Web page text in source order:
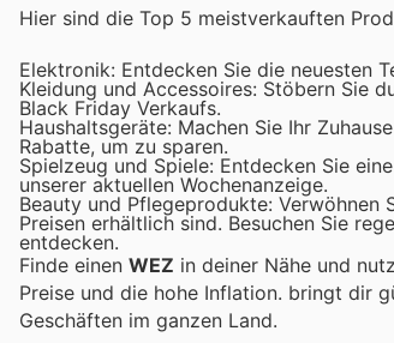
Hier sind die Top 5 meistverkauften
Elektronik: Entdecken Sie die neuesten
Kleidung und Accessoires: Stöbern Sie
Black Friday Verkaufs.
Haushaltsgeräte: Machen Sie Ihr
Rabatte, um zu sparen.
Spielzeug und Spiele: Entdecken Sie
unserer aktuellen Wochenanzeige.
Beauty und Pflegeprodukte:
Preisen erhältlich sind. Besuchen Sie
entdecken.
Finde einen WEZ in deiner Nähe und
Preise und die hohe Inflation. bringt dir
Geschäften im ganzen Land.